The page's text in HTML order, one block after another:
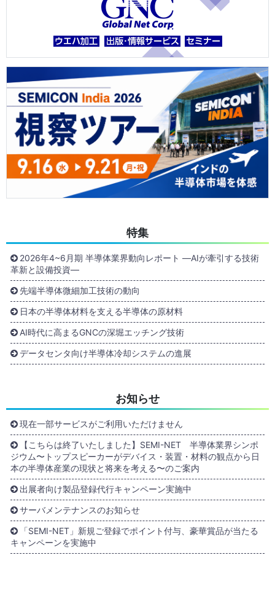
特集
2026年4~6月期 半導体業界動向レポート ―AIが牽引する技術
革新と設備投資―
先端半導体微細加工技術の動向
日本の半導体材料を支える半導体の原材料
AI時代に高まるGNCの深堀エッチング技術
データセンタ向け半導体冷却システムの進展
お知らせ
現在一部サービスがご利用いただけません
【こちらは終了いたしました】SEMI-NET 半導体業界シンポ
ジウム〜トップスピーカーがデバイス・装置・材料の観点から日
本の半導体産業の現状と将来を考える〜のご案内
出展者向け製品登録代行キャンペーン実施中
サーバメンテナンスのお知らせ
「SEMI-NET」新規ご登録でポイント付与、豪華賞品が当たる
キャンペーンを実施中